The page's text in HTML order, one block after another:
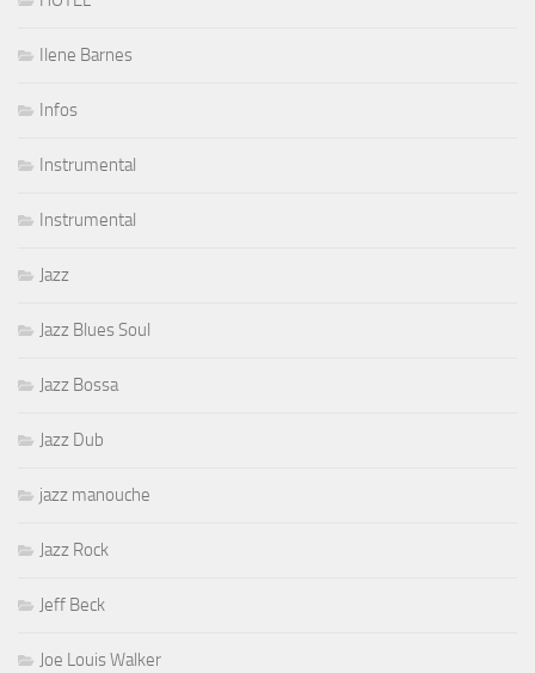
Ilene Barnes
Infos
Instrumental
Instrumental
Jazz
Jazz Blues Soul
Jazz Bossa
Jazz Dub
jazz manouche
Jazz Rock
Jeff Beck
Joe Louis Walker